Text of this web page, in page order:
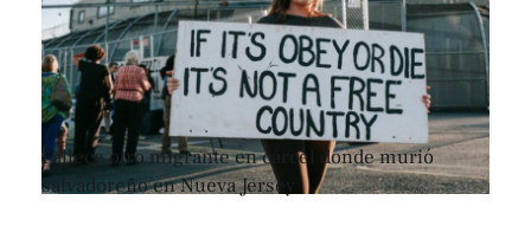
Fallece otro migrante en cárcel donde murió
salvadoreño en Nueva Jersey